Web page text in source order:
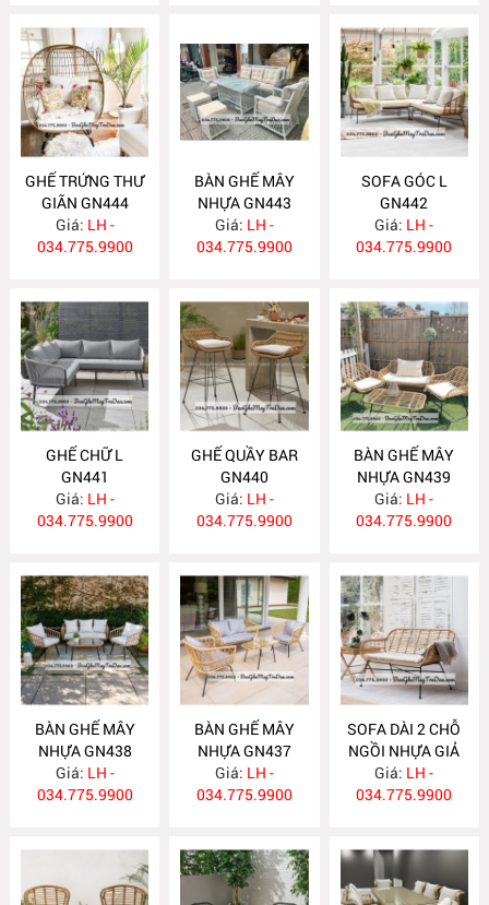
GHẾ TRỨNG THƯ
GIÃN GN444
Giá: LH -
034.775.9900
BÀN GHẾ MÂY
NHỰA GN443
Giá: LH -
034.775.9900
SOFA GÓC L
GN442
Giá: LH -
034.775.9900
GHẾ CHỮ L
GN441
Giá: LH -
034.775.9900
GHẾ QUẦY BAR
GN440
Giá: LH -
034.775.9900
BÀN GHẾ MÂY
NHỰA GN439
Giá: LH -
034.775.9900
BÀN GHẾ MÂY
NHỰA GN438
Giá: LH -
034.775.9900
BÀN GHẾ MÂY
NHỰA GN437
Giá: LH -
034.775.9900
SOFA DÀI 2 CHỖ
NGỒI NHỰA GIẢ
MÂY GN436
Giá: LH -
034.775.9900